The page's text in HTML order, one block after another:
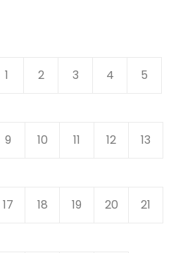
1 2 3 4 5
9 10 11 12 13
17 18 19 20 21